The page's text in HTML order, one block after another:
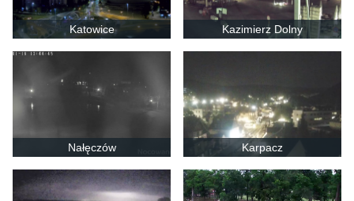
Katowice Kazimierz Dolny
Nałęczów Karpacz